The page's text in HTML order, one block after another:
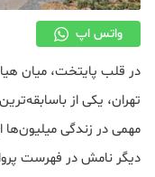
واتس اپ
در قلب پایتخت، میان
تهران، یکی از
مهمی در زندگی میلیون‌ها
دیگر نامش در فهرست